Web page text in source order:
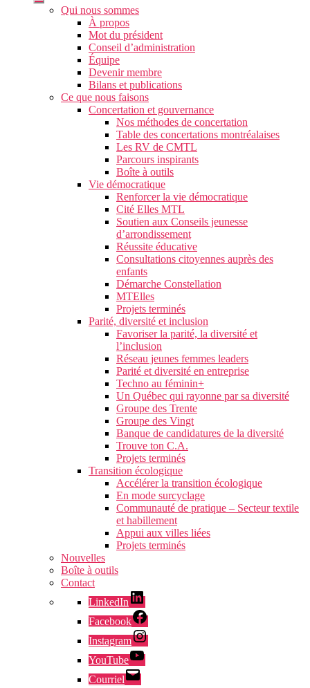
Qui nous sommes
À propos
Mot du président
Conseil d’administration
Équipe
Devenir membre
Bilans et publications
Ce que nous faisons
Concertation et gouvernance
Nos méthodes de concertation
Table des concertations montréalaises
Les RV de CMTL
Parcours inspirants
Boîte à outils
Vie démocratique
Renforcer la vie démocratique
Cité Elles MTL
Soutien aux Conseils jeunesse
d’arrondissement
Réussite éducative
Consultations citoyennes auprès des
enfants
Démarche Constellation
MTElles
Projets terminés
Parité, diversité et inclusion
Favoriser la parité, la diversité et
l’inclusion
Réseau jeunes femmes leaders
Parité et diversité en entreprise
Techno au féminin+
Un Québec qui rayonne par sa diversité
Groupe des Trente
Groupe des Vingt
Banque de candidatures de la diversité
Trouve ton C.A.
Projets terminés
Transition écologique
Accélérer la transition écologique
En mode surcyclage
Communauté de pratique – Secteur textile
et habillement
Appui aux villes liées
Projets terminés
Nouvelles
Boîte à outils
Contact
LinkedIn
Facebook
Instagram
YouTube
Courriel